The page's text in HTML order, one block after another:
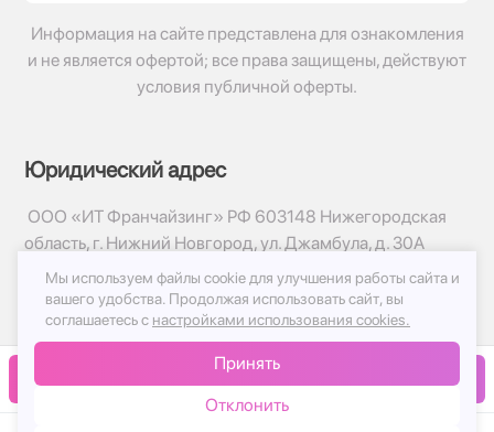
В корзину
Информация на сайте представлена для ознакомления
и не является офертой; все права защищены, действуют
условия публичной оферты.
Юридический адрес
ООО «ИТ Франчайзинг» РФ 603148 Нижегородская
область, г. Нижний Новгород, ул. Джамбула, д. 30А
© 2017-2026г, База Цветов 24.ру
Политика конфиденциальности
Публичная оферта
Мы используем файлы cookie для улучшения работы сайта и
вашего удобства. Продолжая использовать сайт, вы
соглашаетесь с настройками использования cookies.
Принять
Отклонить